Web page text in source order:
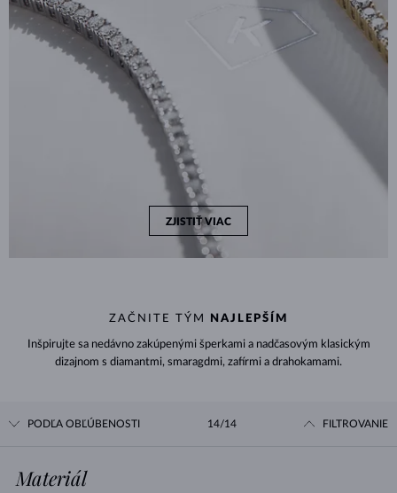
ZJISTIŤ VIAC
ZAČNITE TÝM NAJLEPŠÍM
Inšpirujte sa nedávno zakúpenými šperkami a nadčasovým klasickým
dizajnom s diamantmi, smaragdmi, zafírmi a drahokamami.
PODĽA OBĽÚBENOSTI 14/14 FILTROVANIE
Materiál